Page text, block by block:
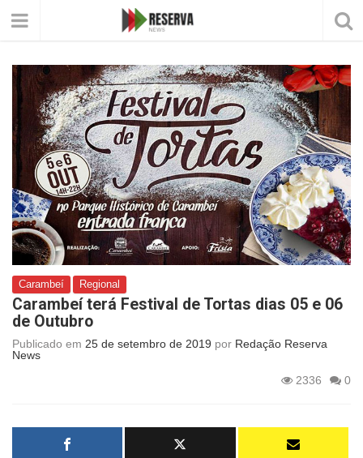
Carambeí Regional
Carambeí terá Festival de Tortas dias 05 e 06
de Outubro
Publicado em 25 de setembro de 2019 por Redação Reserva
News
2336
0